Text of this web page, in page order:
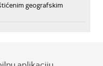
geografskim